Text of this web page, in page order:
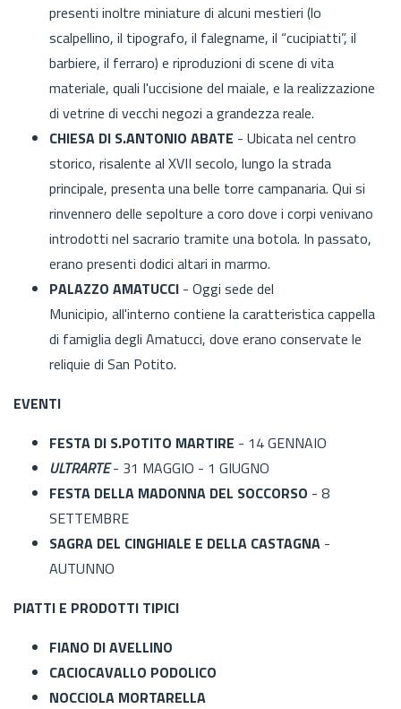
presenti inoltre miniature di alcuni mestieri (lo
scalpellino, il tipografo, il falegname, il “cucipiatti”, il
barbiere, il ferraro) e riproduzioni di scene di vita
materiale, quali l'uccisione del maiale, e la realizzazione
di vetrine di vecchi negozi a grandezza reale.
CHIESA DI S.ANTONIO ABATE - Ubicata nel centro
storico, risalente al XVII secolo, lungo la strada
principale, presenta una belle torre campanaria. Qui si
rinvennero delle sepolture a coro dove i corpi venivano
introdotti nel sacrario tramite una botola. In passato,
erano presenti dodici altari in marmo.
PALAZZO AMATUCCI - Oggi sede del
Municipio, all'interno contiene la caratteristica cappella
di famiglia degli Amatucci, dove erano conservate le
reliquie di San Potito.
EVENTI
FESTA DI S.POTITO MARTIRE - 14 GENNAIO
ULTRARTE- 31 MAGGIO - 1 GIUGNO
FESTA DELLA MADONNA DEL SOCCORSO - 8
SETTEMBRE
SAGRA DEL CINGHIALE E DELLA CASTAGNA -
AUTUNNO
PIATTI E PRODOTTI TIPICI
FIANO DI AVELLINO
CACIOCAVALLO PODOLICO
NOCCIOLA MORTARELLA